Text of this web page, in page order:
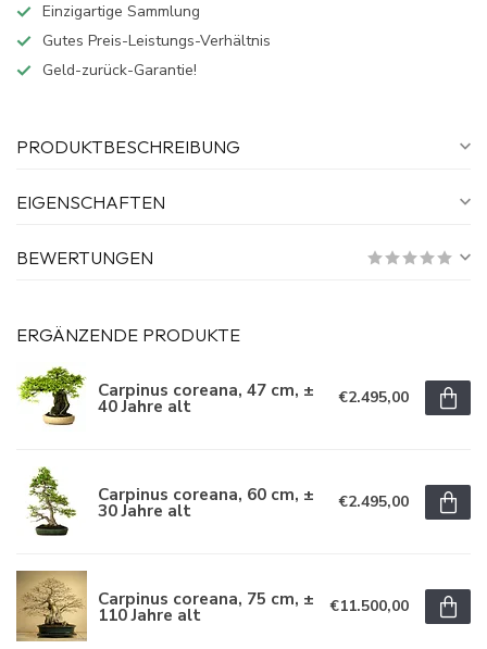
Einzigartige Sammlung
Gutes Preis-Leistungs-Verhältnis
Geld-zurück-Garantie!
PRODUKTBESCHREIBUNG
EIGENSCHAFTEN
BEWERTUNGEN
ERGÄNZENDE PRODUKTE
Carpinus coreana, 47 cm, ±
40 Jahre alt €2.495,00
Carpinus coreana, 60 cm, ±
30 Jahre alt €2.495,00
Carpinus coreana, 75 cm, ±
110 Jahre alt €11.500,00